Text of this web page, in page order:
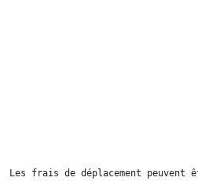
Les frais de déplacement